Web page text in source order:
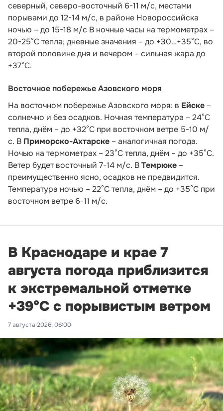
северный, северо-восточный 6-11 м/с, местами
порывами до 12-14 м/с, в районе Новороссийска
ночью – до 15-18 м/с В ночные часы на термометрах –
20-25°С тепла; дневные значения – до +30…+35°С, во
второй половине дня и вечером – сильная жара до
+37°С.
Восточное побережье Азовского моря
На восточном побережье Азовского моря: в Ейске –
солнечно и без осадков. Ночная температура – 24°С
тепла, днём – до +32°С при восточном ветре 5-10 м/
с. В Приморско-Ахтарске – аналогичная погода.
Ночью на термометрах – 23°С тепла, днём – до +35°С.
Ветер будет восточный 7-14 м/с. ВТемрюке –
преимущественно ясно, осадков не предвидится.
Температура ночью – 22°С тепла, днём – до +35°С при
восточном ветре 6-11 м/с.
В Краснодаре и крае 7
августа погода приблизится
к экстремальной отметке
+39°С с порывистым ветром
7 августа 2026, 06:00